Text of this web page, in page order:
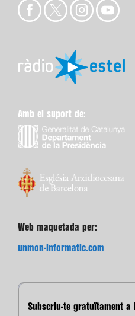
Amb el suport de:
Web maquetada per:
unmon-informatic.com
Subscriu-te gratuïtament a